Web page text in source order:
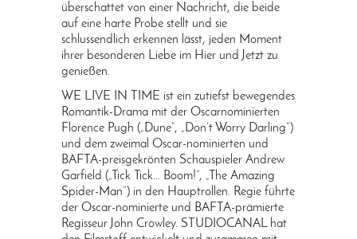
überschattet von einer Nachricht, die beide
auf eine harte Probe stellt und sie
schlussendlich erkennen lässt, jeden Moment
ihrer besonderen Liebe im Hier und Jetzt zu
genießen.
WE LIVE IN TIME ist ein zutiefst bewegendes
Romantik-Drama mit der Oscarnominierten
Florence Pugh („Dune“, „Don’t Worry Darling”)
und dem zweimal Oscar-nominierten und
BAFTA-preisgekrönten Schauspieler Andrew
Garfield („Tick Tick... Boom!”, „The Amazing
Spider-Man”) in den Hauptrollen. Regie führte
der Oscar-nominierte und BAFTA-prämierte
Regisseur John Crowley. STUDIOCANAL hat